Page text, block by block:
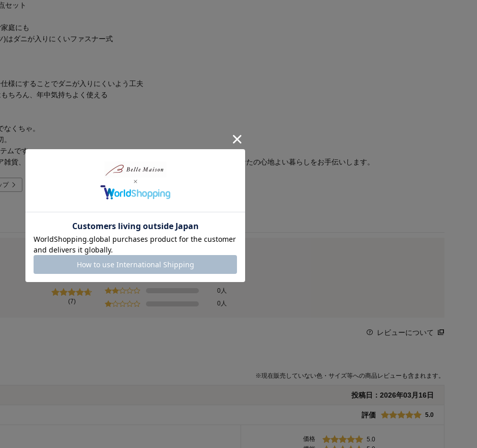
セット
庭にも
はダニが入りにくいファスナー式
様にすることでダニが入りにくいよう工夫
ちろん、年中気持ちよく使える
くちゃ。
ムです。
貨、ファッションにいたるまでアイテムは充実。いろいろなシーンであなたの心地よい暮らしをお手伝いします。
プ
総合評価
4.7
(7)
0人
0人
レビューについて
※現在販売していない色・サイズ等への商品レビューも含まれます。
投稿日： 2026年03月16日
評価 5.0
価格
5.0